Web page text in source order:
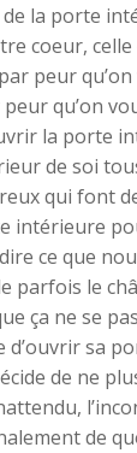
la porte
coeur, celle
peur qu’on
qu’on
la porte
de soi
qui font
intérieure
ce que
parfois le
ça ne se
d’ouvrir sa
de ne
de